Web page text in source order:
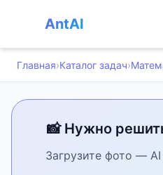
AntAI
Главная›Каталог задач›
📸 Нужно
Загрузите фото —